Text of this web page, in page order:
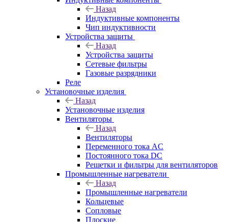
Назад
Индуктивные компоненты
Чип индуктивности
Устройства защиты
Назад
Устройства защиты
Сетевые фильтры
Газовые разрядники
Реле
Установочные изделия
Назад
Установочные изделия
Вентиляторы
Назад
Вентиляторы
Переменного тока AC
Постоянного тока DC
Решетки и фильтры для вентиляторов
Промышленные нагреватели
Назад
Промышленные нагреватели
Кольцевые
Сопловые
Плоские